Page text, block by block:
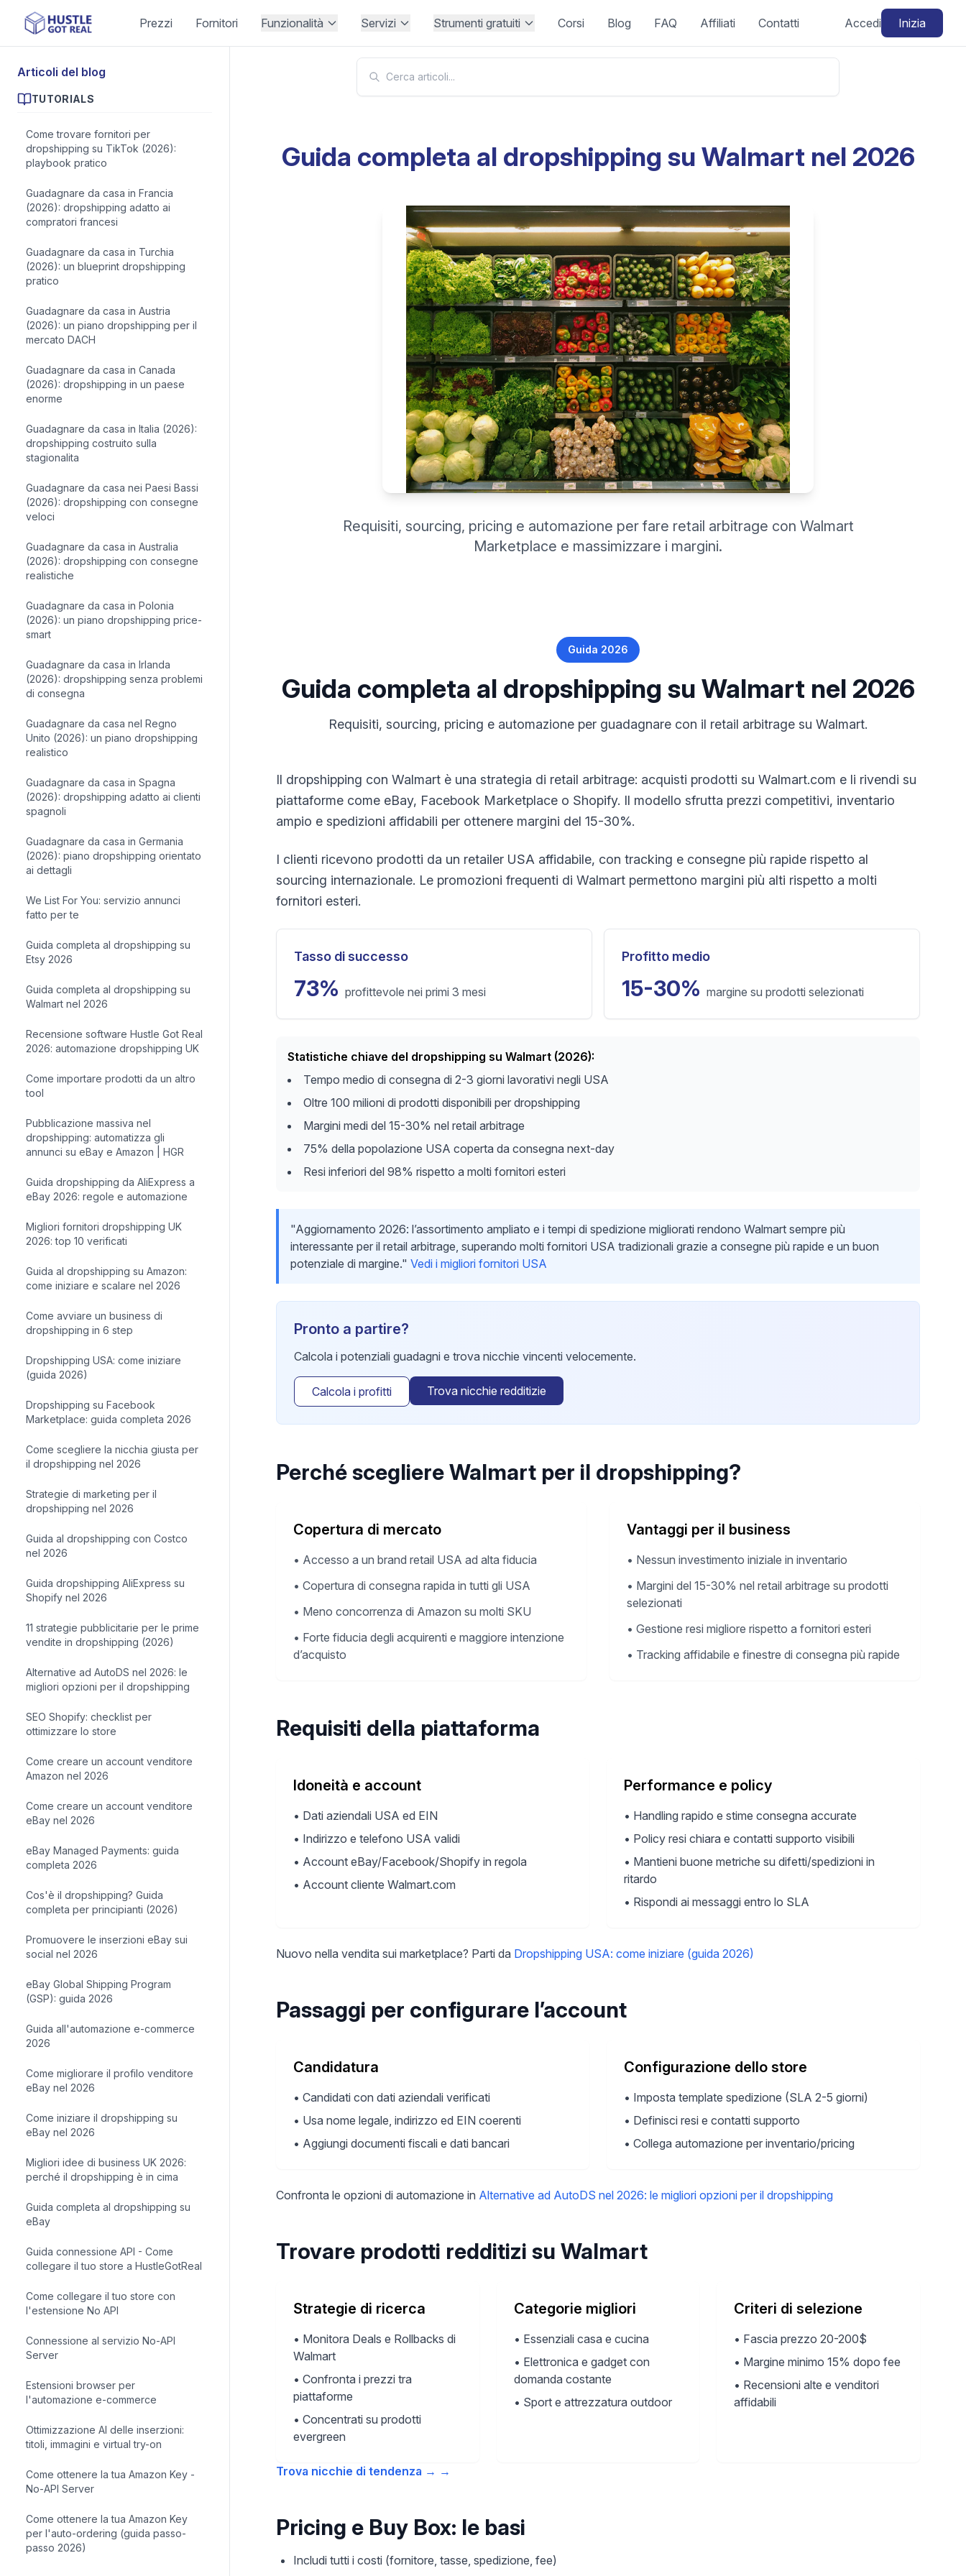
Prezzi Fornitori Funzionalità Servizi Strumenti gratuiti Corsi Blog FAQ Affiliati Contatti Accedi Inizia
Articoli del blog
TUTORIALS
Come trovare fornitori per
dropshipping su TikTok (2026):
playbook pratico
Guadagnare da casa in Francia
(2026): dropshipping adatto ai
compratori francesi
Guadagnare da casa in Turchia
(2026): un blueprint dropshipping
pratico
Guadagnare da casa in Austria
(2026): un piano dropshipping per il
mercato DACH
Guadagnare da casa in Canada
(2026): dropshipping in un paese
enorme
Guadagnare da casa in Italia (2026):
dropshipping costruito sulla
stagionalita
Guadagnare da casa nei Paesi Bassi
(2026): dropshipping con consegne
veloci
Guadagnare da casa in Australia
(2026): dropshipping con consegne
realistiche
Guadagnare da casa in Polonia
(2026): un piano dropshipping price-
smart
Guadagnare da casa in Irlanda
(2026): dropshipping senza problemi
di consegna
Guadagnare da casa nel Regno
Unito (2026): un piano dropshipping
realistico
Guadagnare da casa in Spagna
(2026): dropshipping adatto ai clienti
spagnoli
Guadagnare da casa in Germania
(2026): piano dropshipping orientato
ai dettagli
We List For You: servizio annunci
fatto per te
Guida completa al dropshipping su
Etsy 2026
Guida completa al dropshipping su
Walmart nel 2026
Recensione software Hustle Got Real
2026: automazione dropshipping UK
Come importare prodotti da un altro
tool
Pubblicazione massiva nel
dropshipping: automatizza gli
annunci su eBay e Amazon | HGR
Guida dropshipping da AliExpress a
eBay 2026: regole e automazione
Migliori fornitori dropshipping UK
2026: top 10 verificati
Guida al dropshipping su Amazon:
come iniziare e scalare nel 2026
Come avviare un business di
dropshipping in 6 step
Dropshipping USA: come iniziare
(guida 2026)
Dropshipping su Facebook
Marketplace: guida completa 2026
Come scegliere la nicchia giusta per
il dropshipping nel 2026
Strategie di marketing per il
dropshipping nel 2026
Guida al dropshipping con Costco
nel 2026
Guida dropshipping AliExpress su
Shopify nel 2026
11 strategie pubblicitarie per le prime
vendite in dropshipping (2026)
Alternative ad AutoDS nel 2026: le
migliori opzioni per il dropshipping
SEO Shopify: checklist per
ottimizzare lo store
Come creare un account venditore
Amazon nel 2026
Come creare un account venditore
eBay nel 2026
eBay Managed Payments: guida
completa 2026
Cos'è il dropshipping? Guida
completa per principianti (2026)
Promuovere le inserzioni eBay sui
social nel 2026
eBay Global Shipping Program
(GSP): guida 2026
Guida all'automazione e-commerce
2026
Come migliorare il profilo venditore
eBay nel 2026
Come iniziare il dropshipping su
eBay nel 2026
Migliori idee di business UK 2026:
perché il dropshipping è in cima
Guida completa al dropshipping su
eBay
Guida connessione API - Come
collegare il tuo store a HustleGotReal
Come collegare il tuo store con
l'estensione No API
Connessione al servizio No-API
Server
Estensioni browser per
l'automazione e-commerce
Ottimizzazione AI delle inserzioni:
titoli, immagini e virtual try-on
Come ottenere la tua Amazon Key -
No-API Server
Come ottenere la tua Amazon Key
per l'auto-ordering (guida passo-
passo 2026)
Guida completa al dropshipping su Walmart nel 2026
Requisiti, sourcing, pricing e automazione per fare retail arbitrage con Walmart
Marketplace e massimizzare i margini.
Guida 2026
Guida completa al dropshipping su Walmart nel 2026
Requisiti, sourcing, pricing e automazione per guadagnare con il retail arbitrage su Walmart.
Il dropshipping con Walmart è una strategia di retail arbitrage: acquisti prodotti su Walmart.com e li rivendi su
piattaforme come eBay, Facebook Marketplace o Shopify. Il modello sfrutta prezzi competitivi, inventario
ampio e spedizioni affidabili per ottenere margini del 15-30%.
I clienti ricevono prodotti da un retailer USA affidabile, con tracking e consegne più rapide rispetto al
sourcing internazionale. Le promozioni frequenti di Walmart permettono margini più alti rispetto a molti
fornitori esteri.
Tasso di successo
73% profittevole nei primi 3 mesi
Profitto medio
15-30% margine su prodotti selezionati
Statistiche chiave del dropshipping su Walmart (2026):
Tempo medio di consegna di 2-3 giorni lavorativi negli USA
Oltre 100 milioni di prodotti disponibili per dropshipping
Margini medi del 15-30% nel retail arbitrage
75% della popolazione USA coperta da consegna next-day
Resi inferiori del 98% rispetto a molti fornitori esteri
"Aggiornamento 2026: l’assortimento ampliato e i tempi di spedizione migliorati rendono Walmart sempre più
interessante per il retail arbitrage, superando molti fornitori USA tradizionali grazie a consegne più rapide e un buon
potenziale di margine." Vedi i migliori fornitori USA
Pronto a partire?
Calcola i potenziali guadagni e trova nicchie vincenti velocemente.
Calcola i profitti Trova nicchie redditizie
Perché scegliere Walmart per il dropshipping?
Copertura di mercato
• Accesso a un brand retail USA ad alta fiducia
• Copertura di consegna rapida in tutti gli USA
• Meno concorrenza di Amazon su molti SKU
• Forte fiducia degli acquirenti e maggiore intenzione
d’acquisto
Vantaggi per il business
• Nessun investimento iniziale in inventario
• Margini del 15-30% nel retail arbitrage su prodotti
selezionati
• Gestione resi migliore rispetto a fornitori esteri
• Tracking affidabile e finestre di consegna più rapide
Requisiti della piattaforma
Idoneità e account
• Dati aziendali USA ed EIN
• Indirizzo e telefono USA validi
• Account eBay/Facebook/Shopify in regola
• Account cliente Walmart.com
Performance e policy
• Handling rapido e stime consegna accurate
• Policy resi chiara e contatti supporto visibili
• Mantieni buone metriche su difetti/spedizioni in
ritardo
• Rispondi ai messaggi entro lo SLA
Nuovo nella vendita sui marketplace? Parti da Dropshipping USA: come iniziare (guida 2026)
Passaggi per configurare l’account
Candidatura
• Candidati con dati aziendali verificati
• Usa nome legale, indirizzo ed EIN coerenti
• Aggiungi documenti fiscali e dati bancari
Configurazione dello store
• Imposta template spedizione (SLA 2-5 giorni)
• Definisci resi e contatti supporto
• Collega automazione per inventario/pricing
Confronta le opzioni di automazione in Alternative ad AutoDS nel 2026: le migliori opzioni per il dropshipping
Trovare prodotti redditizi su Walmart
Strategie di ricerca
• Monitora Deals e Rollbacks di
Walmart
• Confronta i prezzi tra
piattaforme
• Concentrati su prodotti
evergreen
Categorie migliori
• Essenziali casa e cucina
• Elettronica e gadget con
domanda costante
• Sport e attrezzatura outdoor
Criteri di selezione
• Fascia prezzo 20-200$
• Margine minimo 15% dopo fee
• Recensioni alte e venditori
affidabili
Trova nicchie di tendenza → →
Pricing e Buy Box: le basi
Includi tutti i costi (fornitore, tasse, spedizione, fee)